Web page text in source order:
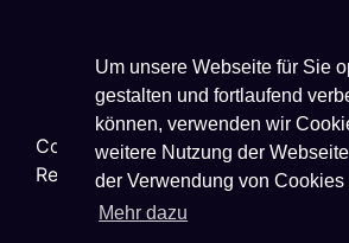
Um unsere Webseite für Sie
gestalten und fortlaufend
können, verwenden wir
weitere Nutzung der
der Verwendung von Cookies
Mehr dazu
Copyright © 2026
Reserved.